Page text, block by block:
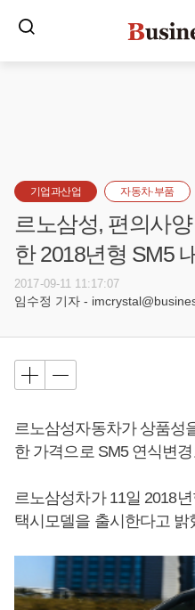
기업과산업 자동차·부품
르노삼성, 편의사
한 2018년형 SM5
2017-09-11 11:17:07
임수정 기자 -
르노삼성자동차가 상품성
한 가격으로 SM5 연식변
르노삼성차가 11일 2018
택시모델을 출시한다고 밝